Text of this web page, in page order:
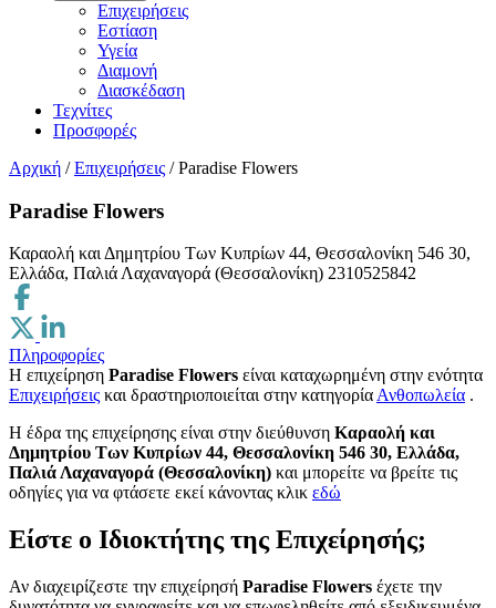
Επιχειρήσεις
Εστίαση
Υγεία
Διαμονή
Διασκέδαση
Τεχνίτες
Προσφορές
Αρχική / Επιχειρήσεις / Paradise Flowers
Paradise Flowers
Καραολή και Δημητρίου Των Κυπρίων 44, Θεσσαλονίκη 546 30,
Ελλάδα, Παλιά Λαχαναγορά (Θεσσαλονίκη) 2310525842
Πληροφορίες
Η επιχείρηση Paradise Flowers είναι καταχωρημένη στην ενότητα
Επιχειρήσεις και δραστηριοποιείται στην κατηγορίαΑνθοπωλεία .
H έδρα της επιχείρησης είναι στην διεύθυνση Καραολή και
Δημητρίου Των Κυπρίων 44, Θεσσαλονίκη 546 30, Ελλάδα,
Παλιά Λαχαναγορά (Θεσσαλονίκη) και μπορείτε να βρείτε τις
οδηγίες για να φτάσετε εκεί κάνοντας κλικ εδώ
Είστε ο Ιδιοκτήτης της Επιχείρησής;
Αν διαχειρίζεστε την επιχείρησή Paradise Flowers έχετε την